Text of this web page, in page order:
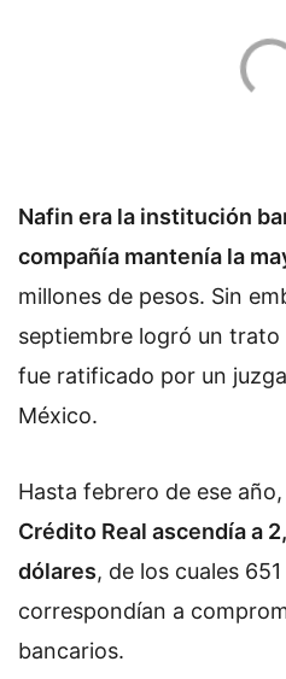
Nafin era la institución
compañía mantenía la
millones de pesos. Sin
septiembre logró un
fue ratificado por un
México.
Hasta febrero de ese año,
Crédito Real ascendía a
dólares, de los cuales
correspondían a
bancarios.